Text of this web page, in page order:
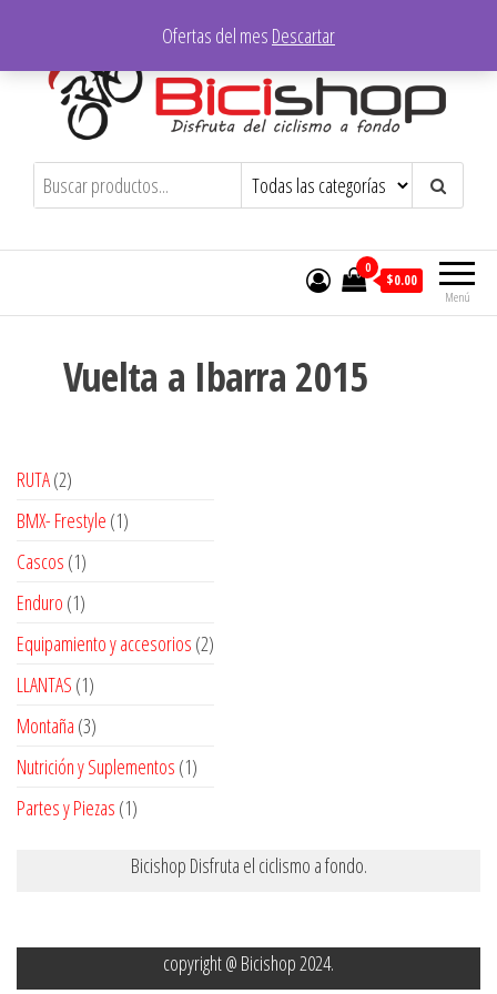
contenido
Bicishop – Ibarra Disfruta del ciclismo a fondo
Menú
0
$0.00
Vuelta a Ibarra 2015
RUTA 22
productos
BMX- Frestyle 11
Cascos 11
producto
Enduro 11
producto
Equipamiento y accesorios 22
LLANTAS 11
producto
Montaña 33
productos
Nutrición y Suplementos 11
Partes y Piezas 11
Bicishop Disfruta el ciclismo a fondo.
copyright @ Bicishop 2024.
Ofertas del mes Descartar